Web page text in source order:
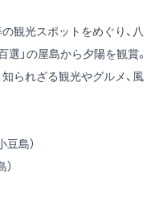
観光スポットをめぐり、 八
選」の屋島から夕陽を観賞。
られざる観光やグルメ、風
豆島）
）